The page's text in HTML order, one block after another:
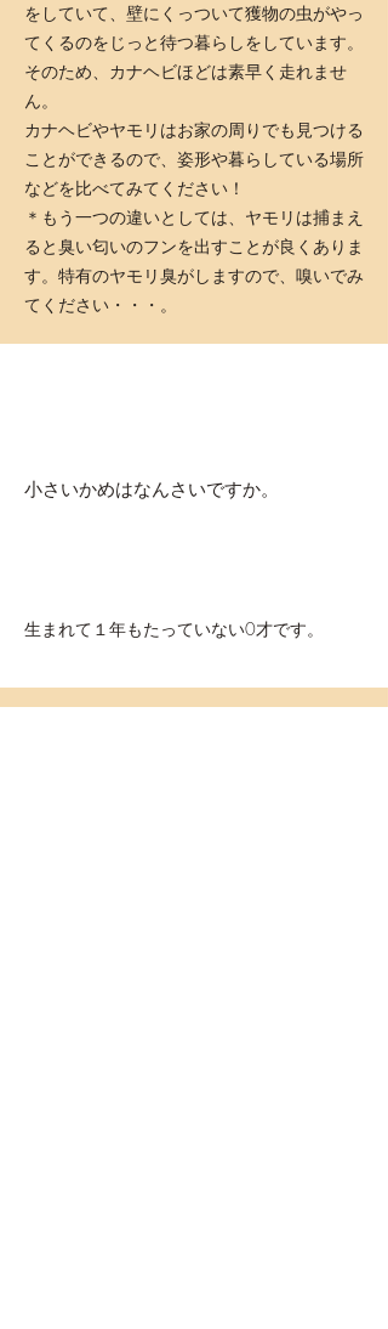
をしていて、壁にくっついて獲物の虫がやっ
てくるのをじっと待つ暮らしをしています。
そのため、カナヘビほどは素早く走れませ
ん。
カナヘビやヤモリはお家の周りでも見つける
ことができるので、姿形や暮らしている場所
などを比べてみてください！
＊もう一つの違いとしては、ヤモリは捕まえ
ると臭い匂いのフンを出すことが良くありま
す。特有のヤモリ臭がしますので、嗅いでみ
てください・・・。
小さいかめはなんさいですか。
生まれて１年もたっていない0才です。